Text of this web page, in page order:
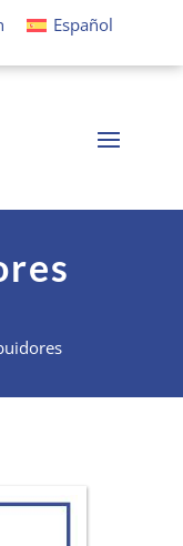
Español